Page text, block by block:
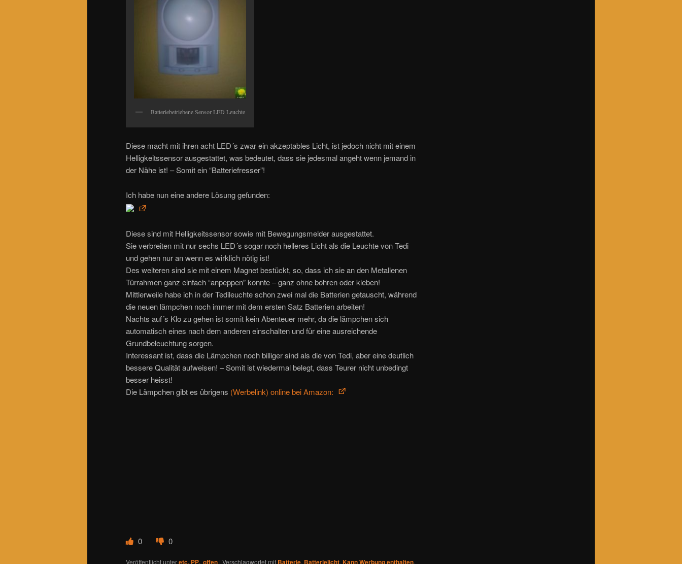
Batteriebetriebene Sensor LED Leuchte
Diese macht mit ihren acht LED´s zwar ein akzeptables Licht, ist jedoch nicht mit einem
Helligkeitssensor ausgestattet, was bedeutet, dass sie jedesmal angeht wenn jemand in
der Nähe ist! – Somit ein “Batteriefresser”!
Ich habe nun eine andere Lösung gefunden:
Diese sind mit Helligkeitssensor sowie mit Bewegungsmelder ausgestattet.
Sie verbreiten mit nur sechs LED´s sogar noch helleres Licht als die Leuchte von Tedi
und gehen nur an wenn es wirklich nötig ist!
Des weiteren sind sie mit einem Magnet bestückt, so, dass ich sie an den Metallenen
Türrahmen ganz einfach “anpeppen” konnte – ganz ohne bohren oder kleben!
Mittlerweile habe ich in der Tedileuchte schon zwei mal die Batterien getauscht, während
die neuen lämpchen noch immer mit dem ersten Satz Batterien arbeiten!
Nachts auf´s Klo zu gehen ist somit kein Abenteuer mehr, da die lämpchen sich
automatisch eines nach dem anderen einschalten und für eine ausreichende
Grundbeleuchtung sorgen.
Interessant ist, dass die Lämpchen noch billiger sind als die von Tedi, aber eine deutlich
bessere Qualität aufweisen! – Somit ist wiedermal belegt, dass Teurer nicht unbedingt
besser heisst!
Die Lämpchen gibt es übrigens
online bei Amazon:
0 0
Veröffentlicht unter , | Verschlagwortet mit , , ,